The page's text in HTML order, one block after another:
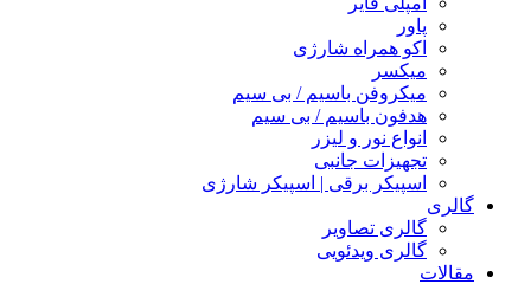
پاور
اکو همراه شارژی
میکسر
میکروفن باسیم / بی سیم
هدفون باسیم / بی سیم
انواع نور و لیزر
تجهیزات جانبی
اسپیکر برقی | اسپیکر شارژی
گالری
گالری تصاویر
گالری ویدئویی
مقالات